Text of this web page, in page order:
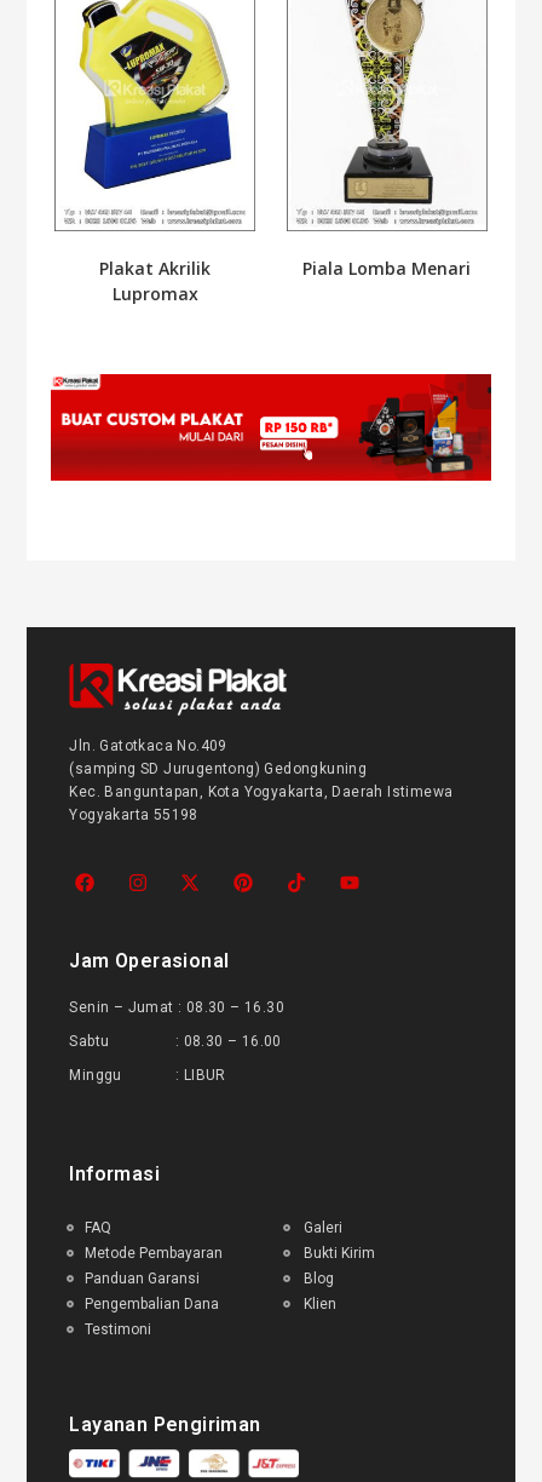
Plakat Akrilik
Lupromax
Piala Lomba Menari
Jln. Gatotkaca No.409
(samping SD Jurugentong) Gedongkuning
Kec. Banguntapan, Kota Yogyakarta, Daerah Istimewa
Yogyakarta 55198
Jam Operasional
Senin – Jumat : 08.30 – 16.30
Sabtu : 08.30 – 16.00
Minggu : LIBUR
Informasi
FAQ
Metode Pembayaran
Panduan Garansi
Pengembalian Dana
Testimoni
Galeri
Bukti Kirim
Blog
Klien
Layanan Pengiriman